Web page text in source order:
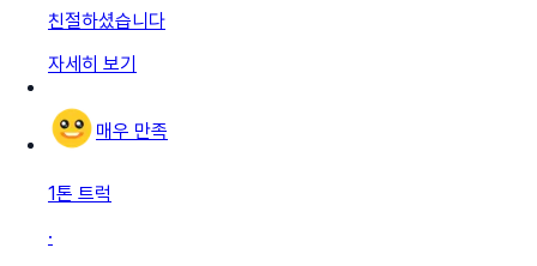
친절하셨습니다
자세히 보기
매우 만족
1톤 트럭
·